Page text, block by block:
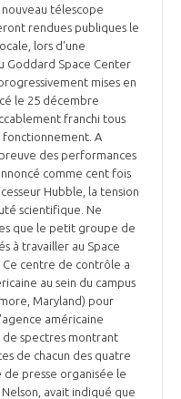
télescope
rendues publiques le
lors d'une
Goddard Space Center
mises en
le 25 décembre
franchi tous
fonctionnement. A
des performances
comme cent fois
Hubble, la tension
scientifique. Ne
que le petit groupe de
à travailler au Space
Ce centre de contrôle a
au sein du campus
Maryland) pour
américaine
spectres montrant
de chacun des quatre
de presse organisée le
avait indiqué que